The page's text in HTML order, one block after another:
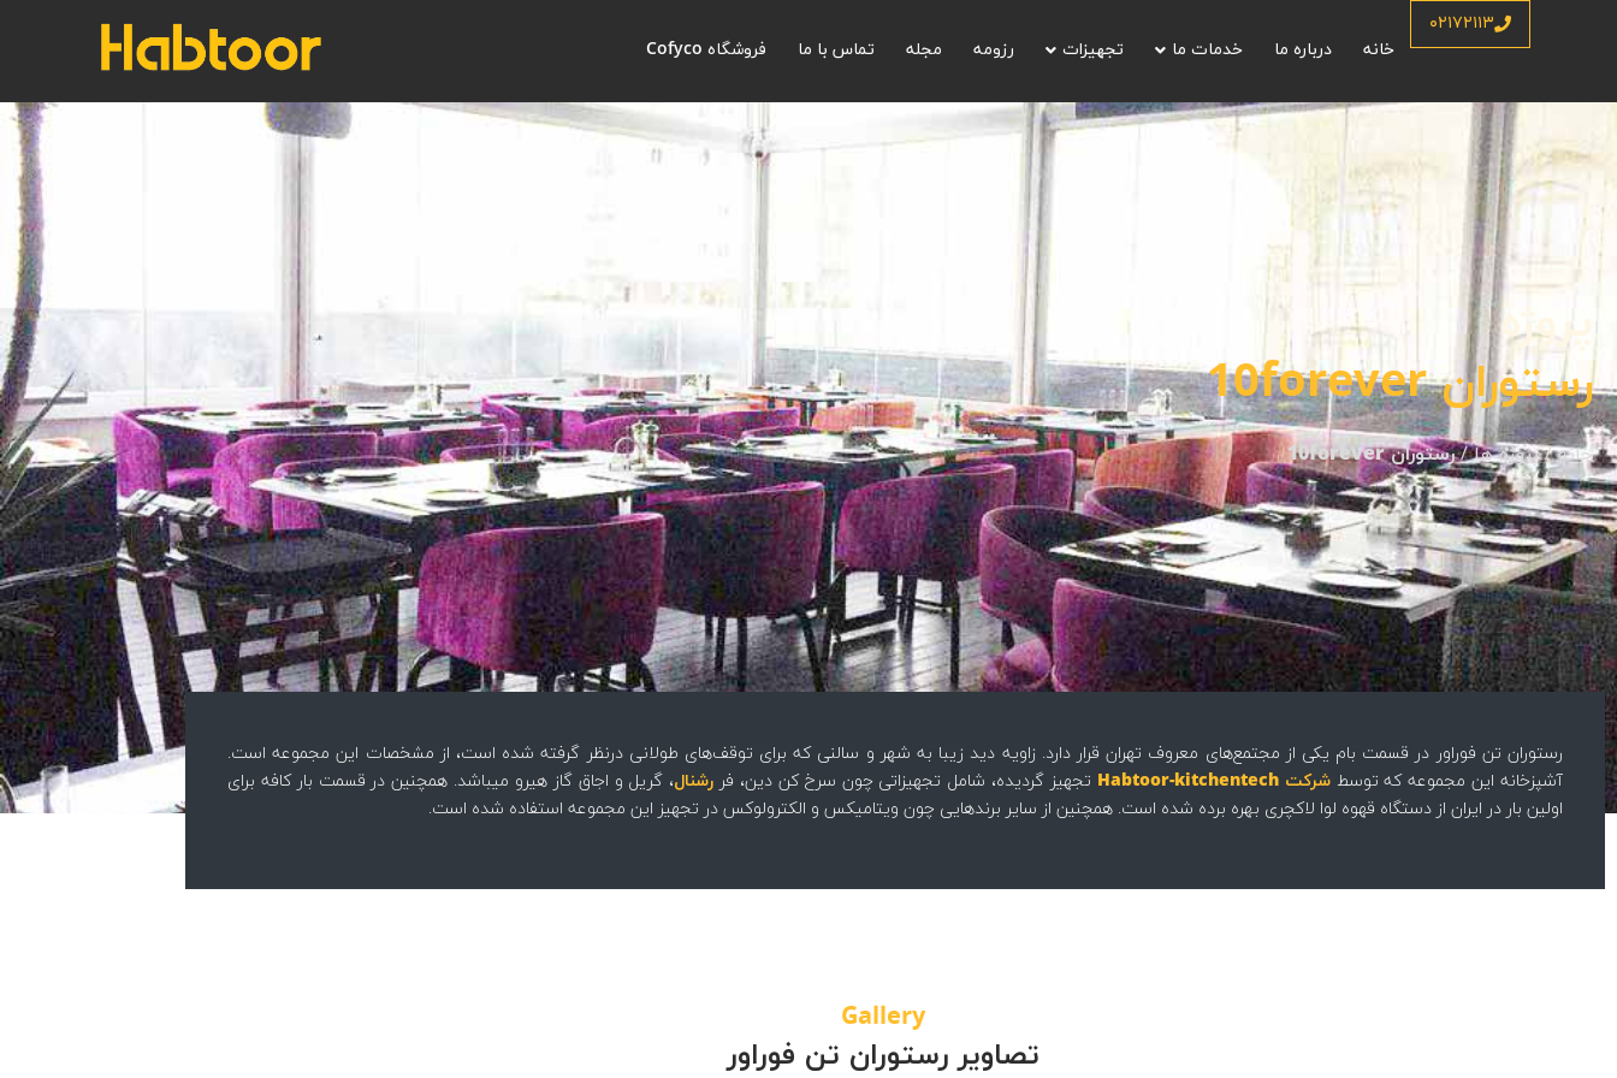
۰۲۱۷۲۱۱۳
خانه
درباره ما خدمات ما تجهیزات رزومه مجله تماس با ما فروشگاه Cofyco
پروژه
رستوران 10forever
خانه/پروژه ها/رستوران 10forever
رستوران تن فوراور در قسمت بام یکی از مجتمع‌های معروف تهران قرار دارد. زاویه دید زیبا به شهر و سالنی که برای توقف‌های طولانی درنظر گرفته شده است، از مشخصات این مجموعه است.
آشپزخانه این مجموعه که توسطشرکت Habtoor-kitchentech تجهیز گردیده، شامل تجهیزاتی چون سرخ کن دین، فر رشنال، گریل و اجاق گاز هیرو میباشد. همچنین در قسمت بار کافه برای
اولین بار در ایران از دستگاه قهوه لوا لاکچری بهره برده شده است. همچنین از سایر برندهایی چون ویتامیکس و الکترولوکس در تجهیز این مجموعه استفاده شده است.
Gallery
تصاویر رستوران تن فوراور
کافه تن فوراور